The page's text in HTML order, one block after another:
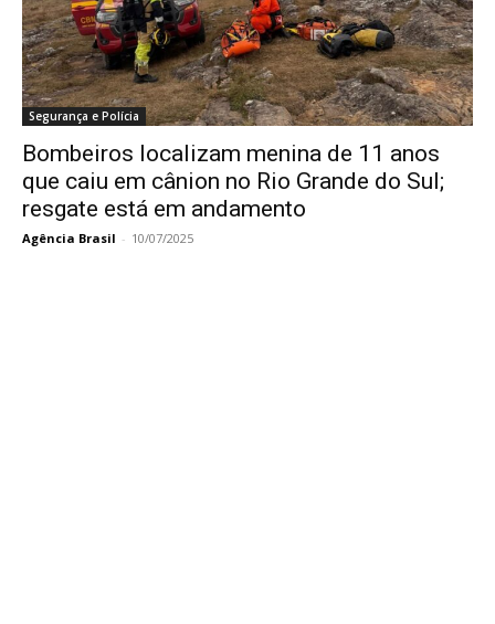
Segurança e Polícia
Bombeiros localizam menina de 11 anos
que caiu em cânion no Rio Grande do Sul;
resgate está em andamento
Agência Brasil - 10/07/2025